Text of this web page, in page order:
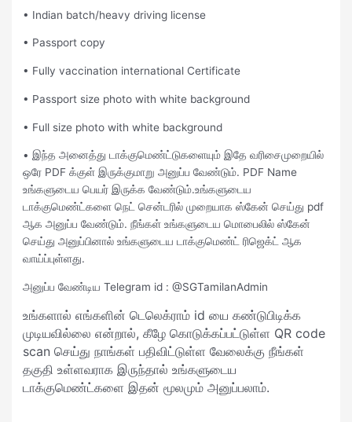
• Indian batch/heavy driving license
• Passport copy
• Fully vaccination international Certificate
• Passport size photo with white background
• Full size photo with white background
• இந்த அனைத்து டாக்குமெண்ட்டுகளையும் இதே வரிசைமுறையில்
ஒரே PDF க்குள் இருக்குமாறு அனுப்ப வேண்டும். PDF Name
உங்களுடைய பெயர் இருக்க வேண்டும்.உங்களுடைய
டாக்குமெண்ட்களை நெட் சென்டரில் முறையாக ஸ்கேன் செய்து pdf
ஆக அனுப்ப வேண்டும். நீங்கள் உங்களுடைய மொபைலில் ஸ்கேன்
செய்து அனுப்பினால் உங்களுடைய டாக்குமெண்ட் ரிஜெக்ட் ஆக
வாய்ப்புள்ளது.
அனுப்ப வேண்டிய Telegram id : @SGTamilanAdmin
உங்களால் எங்களின் டெலெக்ராம் id யை கண்டுபிடிக்க
முடியவில்லை என்றால், கீழே கொடுக்கப்பட்டுள்ள QR code
scan செய்து நாங்கள் பதிவிட்டுள்ள வேலைக்கு நீங்கள்
தகுதி உள்ளவராக இருந்தால் உங்களுடைய
டாக்குமெண்ட்களை இதன் மூலமும் அனுப்பலாம்.